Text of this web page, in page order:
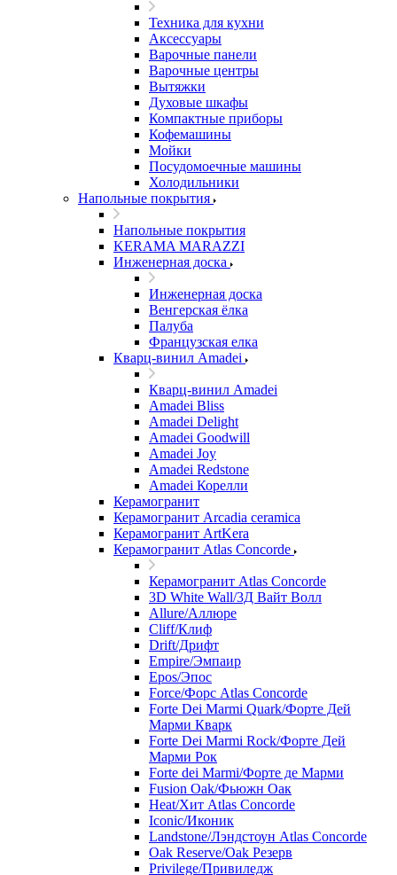
Техника для кухни
Аксессуары
Варочные панели
Варочные центры
Вытяжки
Духовые шкафы
Компактные приборы
Кофемашины
Мойки
Посудомоечные машины
Холодильники
Напольные покрытия
Напольные покрытия
KERAMA MARAZZI
Инженерная доска
Инженерная доска
Венгерская ёлка
Палуба
Французская елка
Кварц-винил Amadei
Кварц-винил Amadei
Amadei Bliss
Amadei Delight
Amadei Goodwill
Amadei Joy
Amadei Redstone
Amadei Корелли
Керамогранит
Керамогранит Arcadia ceramica
Керамогранит ArtKera
Керамогранит Atlas Concorde
Керамогранит Atlas Concorde
3D White Wall/3Д Вайт Волл
Allure/Аллюрe
Cliff/Клиф
Drift/Дрифт
Empire/Эмпаир
Epos/Эпос
Force/Фoрс Atlas Concorde
Forte Dei Marmi Quark/Форте Дей
Марми Кварк
Forte Dei Marmi Rock/Форте Дей
Марми Рок
Forte dei Marmi/Форте де Марми
Fusion Oak/Фьюжн Оак
Heat/Xит Atlas Concorde
Iconic/Иконик
Landstone/Лэндстоун Atlas Concorde
Oak Reserve/Оak Резepв
Privilege/Привиледж